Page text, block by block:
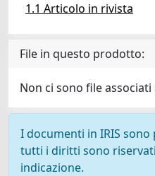
1.1 Articolo in rivista
File in questo prodotto:
Non ci sono file
I documenti in IRIS
tutti i diritti sono
indicazione.